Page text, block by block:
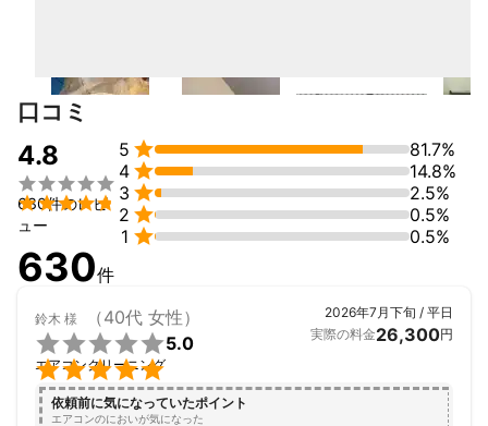
口コミ
4.8


630件のレビ
ュー
5 
81.7%
4 
14.8%
3 
2.5%
2 
0.5%
1  0.5%
630件
鈴木 様 （40代 女性）


5.0
エアコンクリーニング
2026年7月下旬 / 平日
実際の料金26,300円
依頼前に気になっていたポイント
エアコンのにおいが気になった